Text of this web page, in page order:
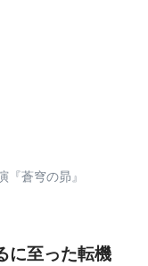
蒼穹の昴』
に至った転機